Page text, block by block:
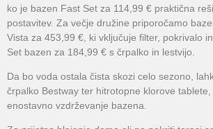
ko je bazen Fast Set za 114,99 € praktična
postavitev. Za večje družine priporočamo
Vista za 453,99 €, ki vključuje filter, pokrivalo
Set bazen za 184,99 € s črpalko in lestvijo.
Da bo voda ostala čista skozi celo sezono,
črpalko Bestway ter hitrotopne klorove
enostavno vzdrževanje bazena.